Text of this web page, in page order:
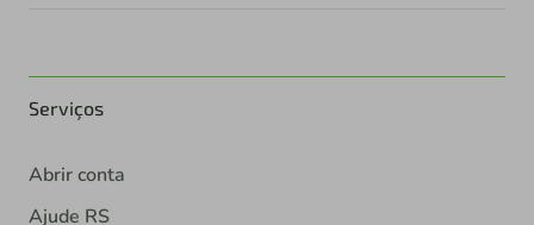
Serviços
Abrir conta
Ajude RS